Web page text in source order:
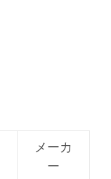
メーカ
ー